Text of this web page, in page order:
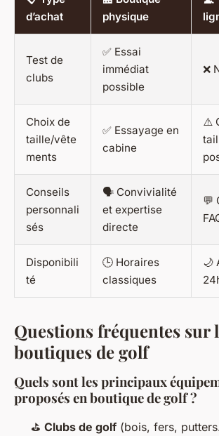
d’achat
physique
Test de
clubs
✅ Essai
immédiat
possible
❌
Choix de
taille/vête
ments
✅ Essayage en
cabine
⚠️
Conseils
personnali
sés
🗣️ Convivialité
et expertise
directe
💬
Disponibili
té
🕒 Horaires
classiques
🌙
Questions fréquentes sur
boutiques de golf
Quels sont les principaux
proposés en boutique de golf ?
⛳ Clubs de golf (bois, fers,